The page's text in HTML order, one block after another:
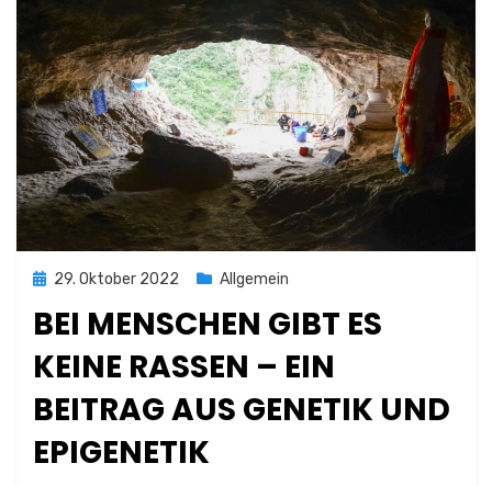
Posted
29. Oktober 2022 Allgemein
BEI MENSCHEN GIBT ES
KEINE RASSEN – EIN
BEITRAG AUS GENETIK UND
EPIGENETIK